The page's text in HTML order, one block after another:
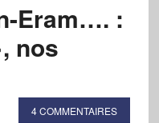
Eram…. :
nos
4 COMMENTAIRES